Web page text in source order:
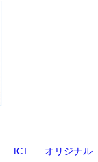
ICT
オリジナル